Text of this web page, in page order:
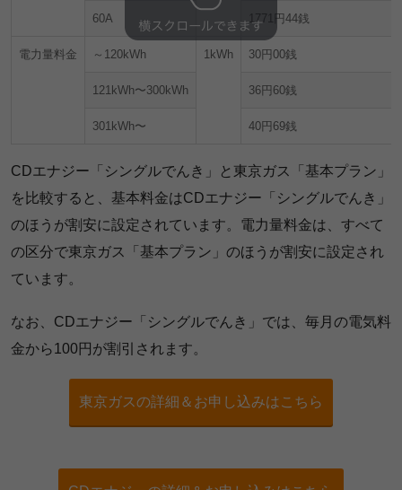
60A 1771円44銭
電力量料金 ～120kWh 1kWh 30円00銭
121kWh〜300kWh 36円60銭
301kWh〜 40円69銭
CDエナジー「シングルでんき」と東京ガス「基本プラン」
を比較すると、基本料金はCDエナジー「シングルでんき」
のほうが割安に設定されています。電力量料金は、すべて
の区分で東京ガス「基本プラン」のほうが割安に設定され
ています。
なお、CDエナジー「シングルでんき」では、毎月の電気料
金から100円が割引されます。
東京ガスの詳細＆お申し込みはこちら